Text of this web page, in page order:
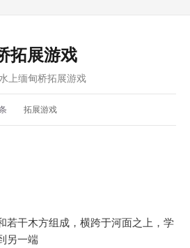
拓展游戏
上缅甸桥拓展游戏
拓展游戏
若干木方组成，横跨于河面之上，学
另一端